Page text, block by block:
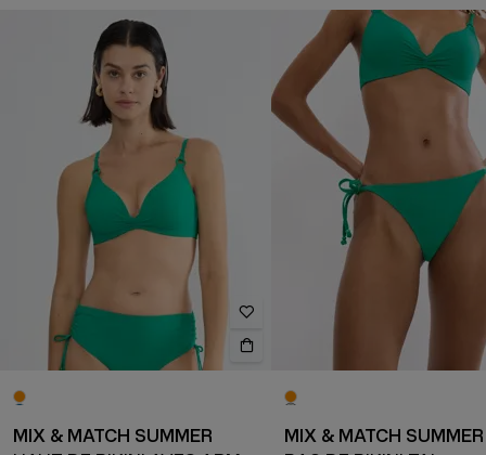
MIX & MATCH SUMMER
MIX & MATCH SUMMER